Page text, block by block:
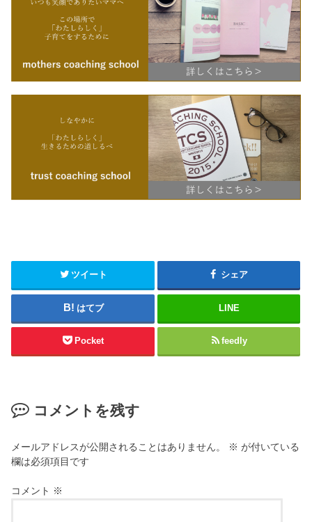
ツイート シェア
はてブ LINE
Pocket feedly
コメントを残す
メールアドレスが公開されることはありません。 ※ が付いている
欄は必須項目です
コメント ※